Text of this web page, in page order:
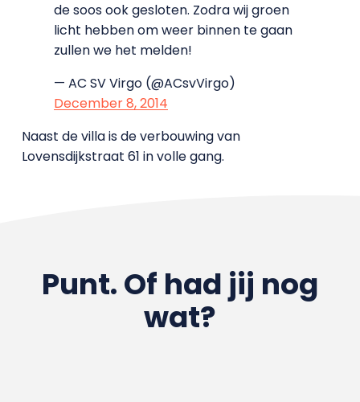
de soos ook gesloten. Zodra wij groen
licht hebben om weer binnen te gaan
zullen we het melden!
— AC SV Virgo (@ACsvVirgo)
December 8, 2014
Naast de villa is de verbouwing van
Lovensdijkstraat 61 in volle gang.
Punt. Of had jij nog
wat?